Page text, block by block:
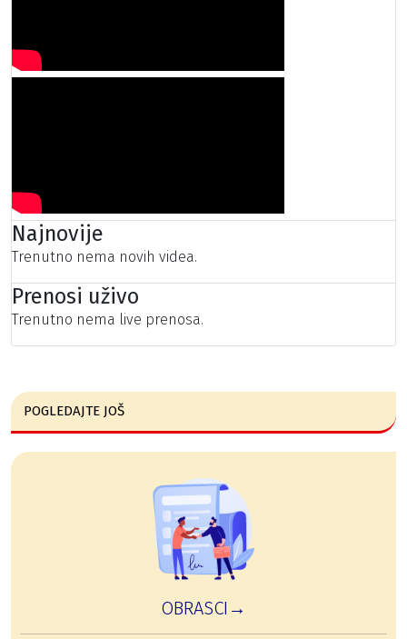
Najnovije
Trenutno nema novih videa.
Prenosi uživo
Trenutno nema live prenosa.
POGLEDAJTE JOŠ
OBRASCI→